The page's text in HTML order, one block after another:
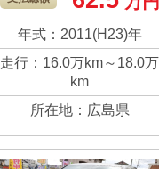
年式：2011(H23)年
走行：16.0万km～18.0万
km
所在地：広島県